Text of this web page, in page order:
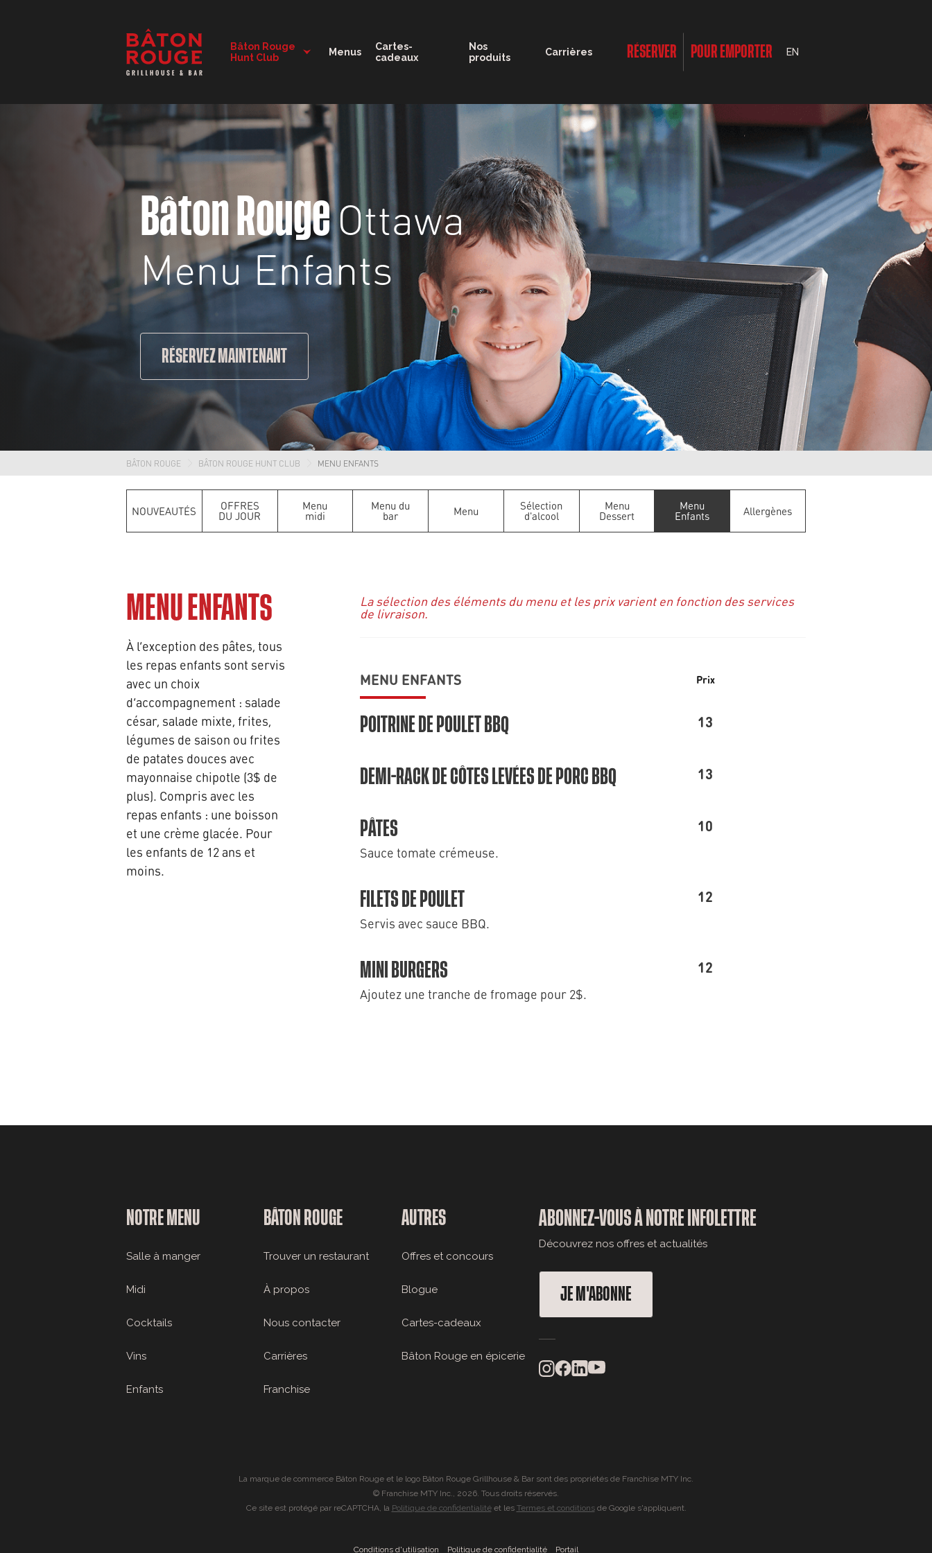
Bâton Rouge
Hunt Club
DÉTAILS DU RESTAURANT
CHANGER DE RESTAURANT
Menus
Cartes-
cadeaux
Nos
produits
Carrières RÉSERVER POUR EMPORTER EN
Bâton RougeOttawa
Menu Enfants
RÉSERVEZ MAINTENANT
BÂTON ROUGE BÂTON ROUGE HUNT CLUB MENU ENFANTS
NOUVEAUTÉS OFFRES
DU JOUR
Menu
midi
Menu du
bar Menu Sélection
d'alcool
Menu
Dessert
Menu
Enfants Allergènes
MENU ENFANTS
À l’exception des pâtes, tous
les repas enfants sont servis
avec un choix
d’accompagnement : salade
césar, salade mixte, frites,
légumes de saison ou frites
de patates douces avec
mayonnaise chipotle (3$ de
plus). Compris avec les
repas enfants : une boisson
et une crème glacée. Pour
les enfants de 12 ans et
moins.
La sélection des éléments du menu et les prix varient en fonction des services
de livraison.
MENU ENFANTS Prix
POITRINE DE POULET BBQ 13
DEMI-RACK DE CÔTES LEVÉES DE PORC BBQ 13
PÂTES
Sauce tomate crémeuse.
10
FILETS DE POULET
Servis avec sauce BBQ.
12
MINI BURGERS
Ajoutez une tranche de fromage pour 2$.
12
NOTRE MENU
Salle à manger
Midi
Cocktails
Vins
Enfants
BÂTON ROUGE
Trouver un restaurant
À propos
Nous contacter
Carrières
Franchise
AUTRES
Offres et concours
Blogue
Cartes-cadeaux
Bâton Rouge en épicerie
ABONNEZ-VOUS À NOTRE INFOLETTRE
Découvrez nos offres et actualités
JE M'ABONNE
La marque de commerce Bâton Rouge et le logo Bâton Rouge Grillhouse & Bar sont des propriétés de Franchise MTY Inc.
© Franchise MTY Inc., 2026. Tous droits réservés.
Ce site est protégé par reCAPTCHA, la Politique de confidentialitéet les Termes et conditionsde Google s'appliquent.
Conditions d'utilisation Politique de confidentialité Portail